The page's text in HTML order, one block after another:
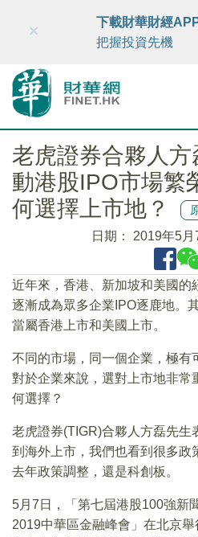
財華智庫網 FINTV
×
下載財華財經
把握投資先機
老虎證券合夥人
動港股IPO市場繁
何選擇上市地？
日期： 2019年5月
近年來，香港、新加坡和美國的
逐漸成為眾多企業IPO逐鹿地。
當屬香港上市和美國上市。
不同的市場，同一個企業，極有
對於企業來說，選對上市地非常
何選擇？
老虎證券(TIGR)合夥人方磊先生
到海外上市，我們也看到很多政
去年政策調整，還是科創板。
5月7日，「第七屆港股100強新
2019中華區金融峰會」在北京